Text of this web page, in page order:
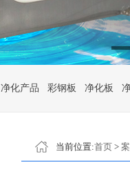
净化产品 彩钢板 净化板
当前位置:首页 >